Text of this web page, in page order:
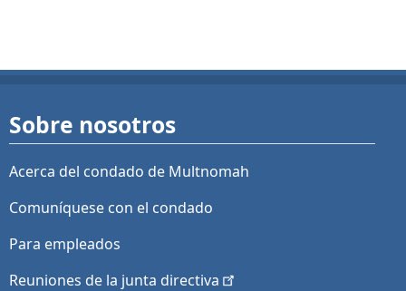
Sobre nosotros
Acerca del condado de Multnomah
Comuníquese con el condado
Para empleados
Reuniones de la junta directiva